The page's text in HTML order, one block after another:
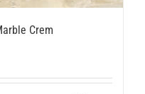
Crem